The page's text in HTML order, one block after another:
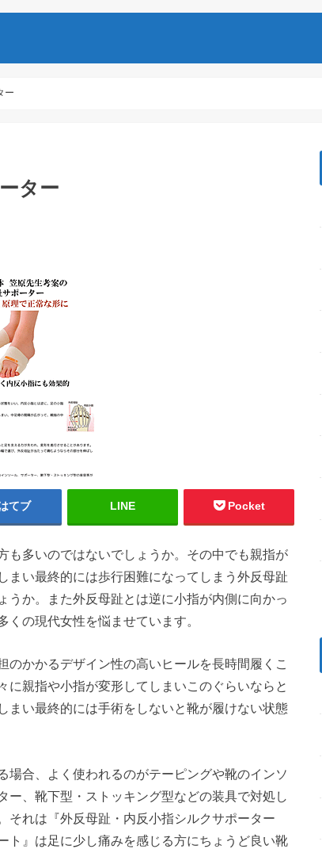
ー
ター
てブ LINE Pocket
も多いのではないでしょうか。その中でも親指が
まい最終的には歩行困難になってしまう外反母趾
うか。また外反母趾とは逆に小指が内側に向かっ
の現代女性を悩ませています。
かかるデザイン性の高いヒールを長時間履くこ
に親指や小指が変形してしまいこのぐらいならと
まい最終的には手術をしないと靴が履けない状態
場合、よく使われるのがテーピングや靴のインソ
ー、靴下型・ストッキング型などの装具で対処し
それは『外反母趾・内反小指シルクサポーター
ト』は足に少し痛みを感じる方にちょうど良い靴